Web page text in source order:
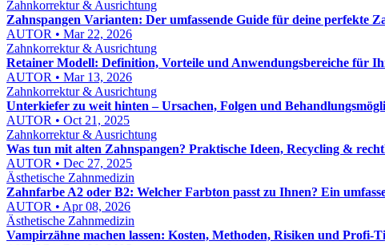
Zahnkorrektur & Ausrichtung
Zahnspangen Varianten: Der umfassende Guide für deine perfekte
AUTOR • Mar 22, 2026
Zahnkorrektur & Ausrichtung
Retainer Modell: Definition, Vorteile und Anwendungsbereiche für
AUTOR • Mar 13, 2026
Zahnkorrektur & Ausrichtung
Unterkiefer zu weit hinten – Ursachen, Folgen und
AUTOR • Oct 21, 2025
Zahnkorrektur & Ausrichtung
Was tun mit alten Zahnspangen? Praktische Ideen, Recycling &
AUTOR • Dec 27, 2025
Ästhetische Zahnmedizin
Zahnfarbe A2 oder B2: Welcher Farbton passt zu Ihnen? Ein
AUTOR • Apr 08, 2026
Ästhetische Zahnmedizin
Vampirzähne machen lassen: Kosten, Methoden, Risiken und Profi-